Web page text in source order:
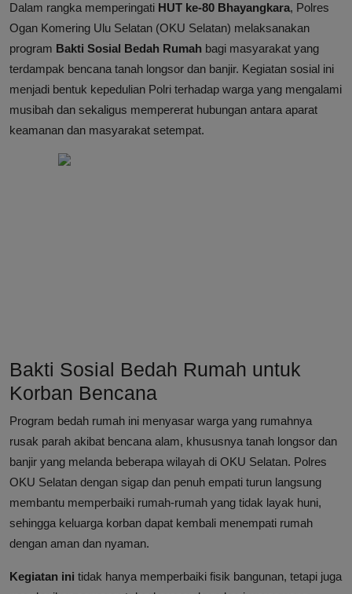
Dalam rangka memperingati HUT ke-80 Bhayangkara, Polres
Ogan Komering Ulu Selatan (OKU Selatan) melaksanakan
program Bakti Sosial Bedah Rumah bagi masyarakat yang
terdampak bencana tanah longsor dan banjir. Kegiatan sosial ini
menjadi bentuk kepedulian Polri terhadap warga yang mengalami
musibah dan sekaligus mempererat hubungan antara aparat
keamanan dan masyarakat setempat.
Bakti Sosial Bedah Rumah untuk
Korban Bencana
Program bedah rumah ini menyasar warga yang rumahnya
rusak parah akibat bencana alam, khususnya tanah longsor dan
banjir yang melanda beberapa wilayah di OKU Selatan. Polres
OKU Selatan dengan sigap dan penuh empati turun langsung
membantu memperbaiki rumah-rumah yang tidak layak huni,
sehingga keluarga korban dapat kembali menempati rumah
dengan aman dan nyaman.
Kegiatan ini tidak hanya memperbaiki fisik bangunan, tetapi juga